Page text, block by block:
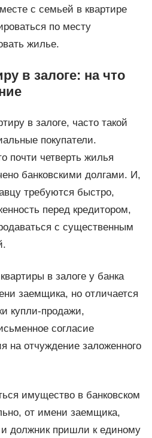
с семьей в квартире
по месту
жилье.
в залоге: на что
в залоге, часто такой
покупатели.
почти четверть жилья
банковскими долгами. И,
требуются быстро,
перед кредитором,
с существенным
в залоге у банка
заемщика, но отличается
купли-продажи,
согласие
на отчуждение заложенного
имущество в банковском
от имени заемщика,
и должник пришли к единому